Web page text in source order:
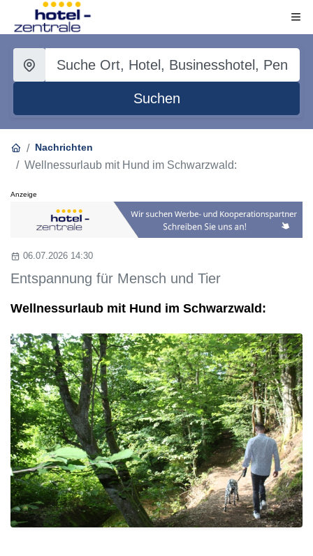
Suchen
Nachrichten
Wellnessurlaub mit Hund im Schwarzwald:
Anzeige
06.07.2026 14:30
Entspannung für Mensch und Tier
Wellnessurlaub mit Hund im Schwarzwald: